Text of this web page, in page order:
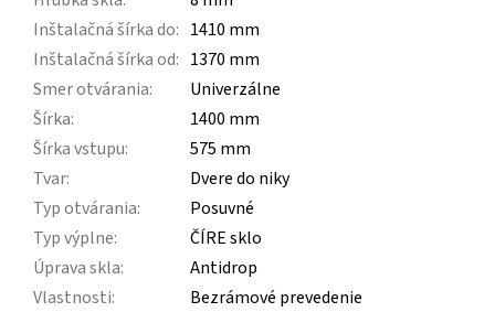
Inštalačná šírka do: 1410 mm
Inštalačná šírka od: 1370 mm
Smer otvárania:
Univerzálne
Šírka:
1400 mm
Šírka vstupu:
575 mm
Tvar:
Dvere do niky
Typ otvárania:
Posuvné
Typ výplne:
ČÍRE sklo
Úprava skla:
Antidrop
Vlastnosti:
Bezrámové prevedenie